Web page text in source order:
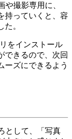
や撮影専用に、
持っていくと、容
。
をインストール
できるので、次回
ーズにできるよう
として、「写真